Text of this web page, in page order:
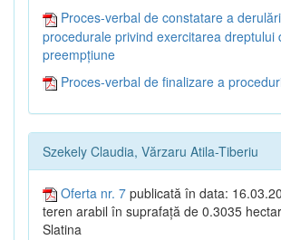
Proces-verbal de constatare a
procedurale privind exercitarea dreptului
preempțiune
Proces-verbal de finalizare a
Szekely Claudia, Vărzaru Atila-Tiberiu
Oferta nr. 7 publicată în data:
teren arabil în suprafață de 0.3035
Slatina